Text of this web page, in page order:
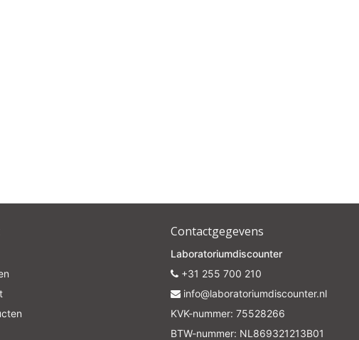
Contactgegevens
Laboratoriumdiscounter
+31 255 700 210
info@laboratoriumdiscounter.nl
KVK-nummer: 75528266
BTW-nummer: NL869321213B01